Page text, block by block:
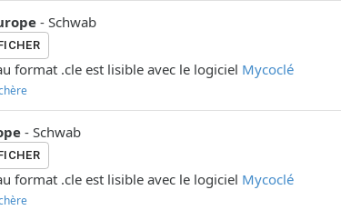
- Schwab
format .cle est lisible avec le logiciel Mycoclé
- Schwab
format .cle est lisible avec le logiciel Mycoclé